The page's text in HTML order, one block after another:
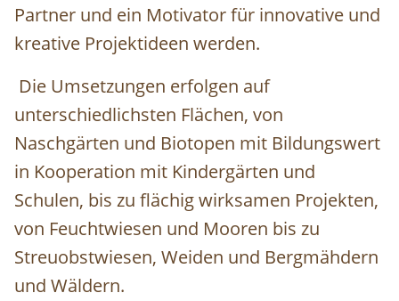
Partner und ein Motivator für innovative und
kreative Projektideen werden.
Die Umsetzungen erfolgen auf
unterschiedlichsten Flächen, von
Naschgärten und Biotopen mit Bildungswert
in Kooperation mit Kindergärten und
Schulen, bis zu flächig wirksamen Projekten,
von Feuchtwiesen und Mooren bis zu
Streuobstwiesen, Weiden und Bergmähdern
und Wäldern.